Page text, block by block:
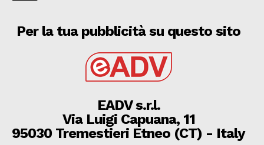
Per la tua pubblicità su questo sito
EADV s.r.l.
Via Luigi Capuana, 11
95030 Tremestieri Etneo (CT) - Italy